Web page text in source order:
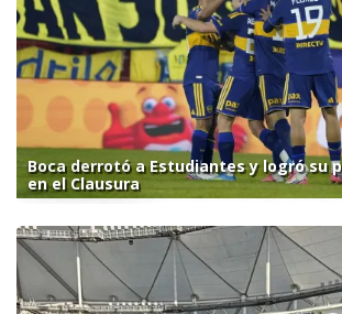
Boca derrotó a Estudiantes y logró su
en el Clausura